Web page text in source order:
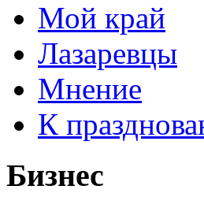
Мой край
Лазаревцы
Мнение
К
Бизнес